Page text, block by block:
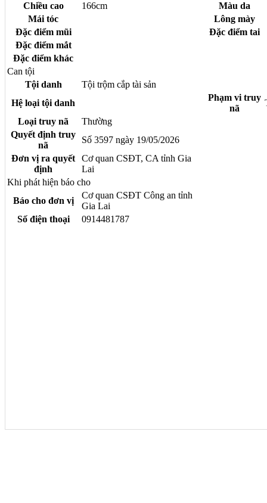
Chiều cao
166cm
Màu da
Mái tóc
Lông mày
Đặc điểm mũi
Đặc điểm tai
Đặc điểm mắt
Đặc điểm khác
Can tội
Tội danh
Tội trộm cắp tài sản
Hệ loại tội danh
Phạm vi truy
nã
Loại truy nã
Thường
Quyết định truy
nã
Số 3597 ngày 19/05/2026
Đơn vị ra quyết
định
Cơ quan CSĐT, CA tỉnh Gia
Lai
Khi phát hiện báo cho
Báo cho đơn vị
Cơ quan CSĐT Công an tỉnh
Gia Lai
Số điện thoại
0914481787